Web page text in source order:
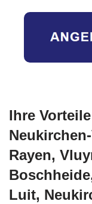
Ihre
Rayen,
Luit,